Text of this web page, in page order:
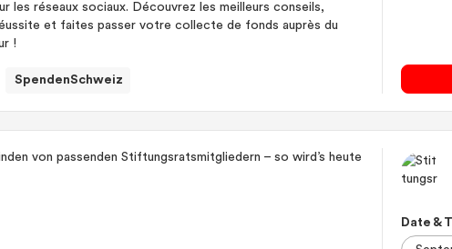
les réseaux sociaux. Découvrez les meilleurs conseils,
et faites passer votre collecte de fonds auprès du
!
SpendenSchweiz
Date &